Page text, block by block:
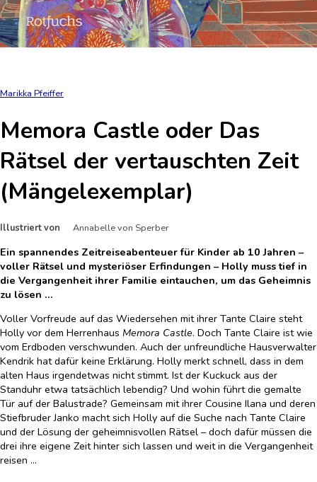
Marikka Pfeiffer
Memora Castle oder Das
Rätsel der vertauschten Zeit
(Mängelexemplar)
Illustriert von Annabelle von Sperber
Ein spannendes Zeitreiseabenteuer für Kinder ab 10 Jahren –
voller Rätsel und mysteriöser Erfindungen – Holly muss tief in
die Vergangenheit ihrer Familie eintauchen, um das Geheimnis
zu lösen …
Voller Vorfreude auf das Wiedersehen mit ihrer Tante Claire steht
Holly vor dem Herrenhaus Memora Castle. Doch Tante Claire ist wie
vom Erdboden verschwunden. Auch der unfreundliche Hausverwalter
Kendrik hat dafür keine Erklärung. Holly merkt schnell, dass in dem
alten Haus irgendetwas nicht stimmt. Ist der Kuckuck aus der
Standuhr etwa tatsächlich lebendig? Und wohin führt die gemalte
Tür auf der Balustrade? Gemeinsam mit ihrer Cousine Ilana und deren
Stiefbruder Janko macht sich Holly auf die Suche nach Tante Claire
und der Lösung der geheimnisvollen Rätsel – doch dafür müssen die
drei ihre eigene Zeit hinter sich lassen und weit in die Vergangenheit
reisen …